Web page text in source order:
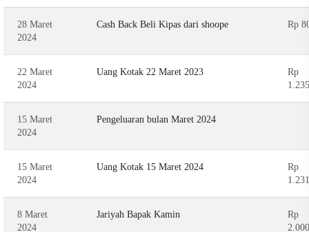
28 Maret
2024
Cash Back Beli Kipas dari shoope Rp
22 Maret
2024
Uang Kotak 22 Maret 2023
Rp
15 Maret
2024
Pengeluaran bulan Maret 2024
15 Maret
2024
Uang Kotak 15 Maret 2024
Rp
8 Maret
2024
Jariyah Bapak Kamin
Rp